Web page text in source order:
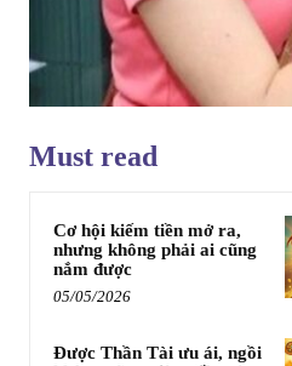
Must read
Cơ hội kiếm tiền mở ra,
nhưng không phải ai cũng
nắm được
05/05/2026
Được Thần Tài ưu ái, ngồi